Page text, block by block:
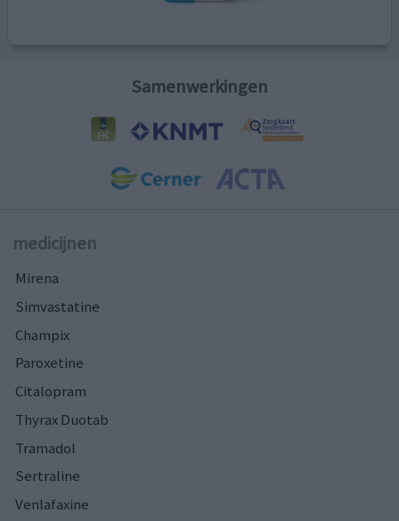
Samenwerkingen
medicijnen
Mirena
Simvastatine
Champix
Paroxetine
Citalopram
Thyrax Duotab
Tramadol
Sertraline
Venlafaxine